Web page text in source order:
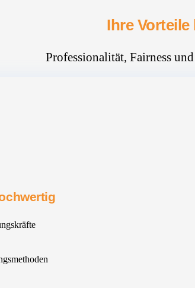
Ihre
Professionalität, Fairness